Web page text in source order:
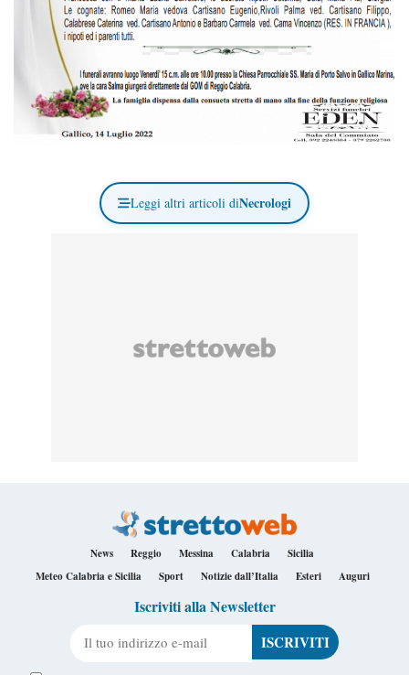
Leggi altri articoli diNecrologi
News Reggio Messina Calabria
Sicilia
Meteo Calabria e Sicilia
Sport Notizie dall’Italia Esteri Auguri
Iscriviti alla Newsletter